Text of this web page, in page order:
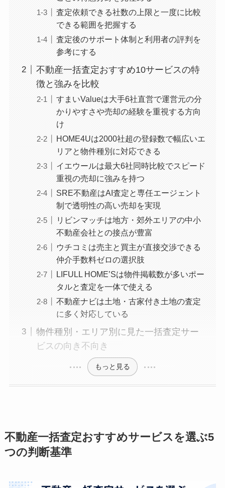
査定依頼できる社数の上限と一度に比較
できる範囲を把握する
査定後のサポート体制と利用者の評判を
参考にする
不動産一括査定おすすめ10サービスの特
徴と強みを比較
すまいValueは大手6社直営で運営元の分
かりやすさや売却の経験を重視する方向
け
HOME4Uは2000社超の登録数で幅広いエ
リアと物件種別に対応できる
イエウールは最大6社同時比較でスピード
重視の売却に強みを持つ
SRE不動産はAI査定と専任エージェント
制で透明性の高い売却を実現
リビンマッチは地方・郊外エリアの中小
不動産会社との接点が豊富
ウチコミは売主と買主が直接交渉できる
仲介手数料ゼロの選択肢
LIFULL HOME’Sは物件掲載数が多いポー
タルと査定を一体で使える
不動産ナビは土地・古家付き土地の査定
に多く対応している
物件種別・エリア別に見た一括査定サー
ビスの向き不向き
もっと見る
不動産一括査定おすすめサービスを選ぶ5
つの判断基準